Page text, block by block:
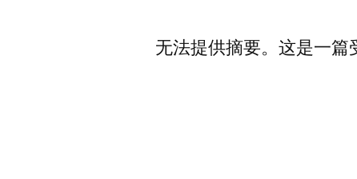
无法提供摘要。这是一篇